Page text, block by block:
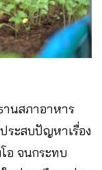
านสภาอาหาร
ระสบปัญหาเรื่อง
อ จนกระทบ